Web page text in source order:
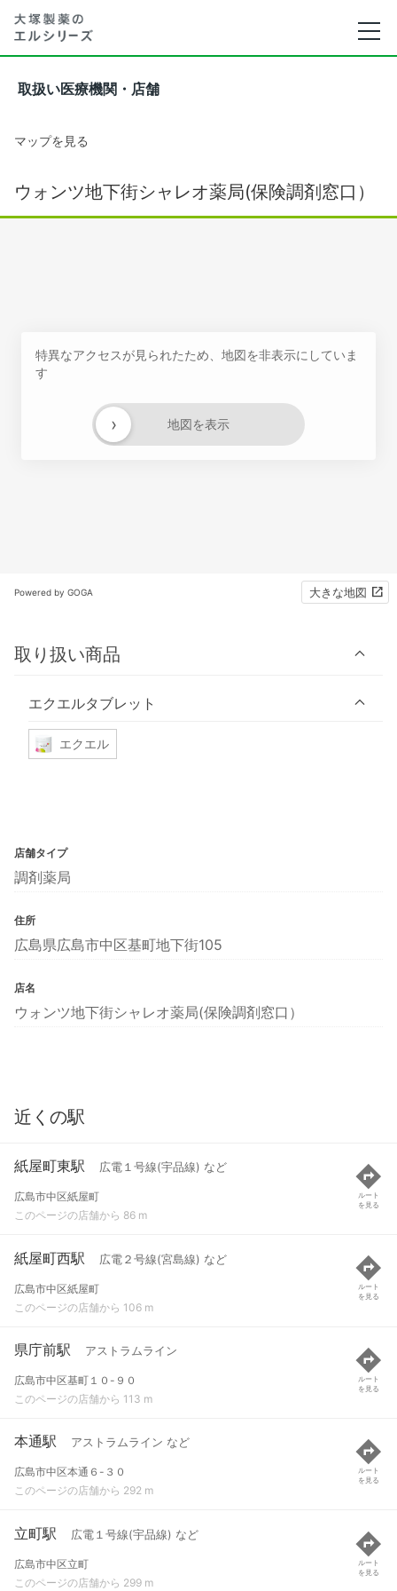
取扱い医療機関・店舗
マップを見る
ウォンツ地下街シャレオ薬局(保険調剤窓口）
特異なアクセスが見られたため、地図を非表示にしていま
す
地図を表示
›
Powered by GOGA 大きな地図
取り扱い商品
エクエルタブレット
エクエル
店舗タイプ
調剤薬局
住所
広島県広島市中区基町地下街105
店名
ウォンツ地下街シャレオ薬局(保険調剤窓口）
近くの駅
紙屋町東駅 広電１号線(宇品線) など
広島市中区紙屋町
このページの店舗から 86 m
ルート
を見る
紙屋町西駅 広電２号線(宮島線) など
広島市中区紙屋町
このページの店舗から 106 m
ルート
を見る
県庁前駅 アストラムライン
広島市中区基町１０-９０
このページの店舗から 113 m
ルート
を見る
本通駅 アストラムライン など
広島市中区本通６-３０
このページの店舗から 292 m
ルート
を見る
立町駅 広電１号線(宇品線) など
広島市中区立町
このページの店舗から 299 m
ルート
を見る